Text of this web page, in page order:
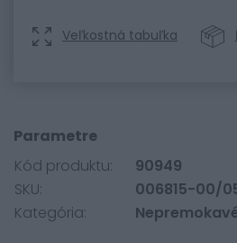
Veľkostná tabuľka
Parametre
Kód produktu:
90949
SKU:
006815-00/
Kategória: